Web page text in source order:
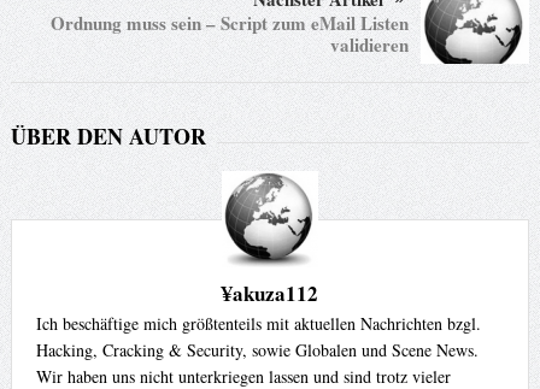
Ordnung muss sein – Script zum eMail Listen
validieren
ÜBER DEN AUTOR
¥akuza112
Ich beschäftige mich größtenteils mit aktuellen Nachrichten bzgl.
Hacking, Cracking & Security, sowie Globalen und Scene News.
Wir haben uns nicht unterkriegen lassen und sind trotz vieler